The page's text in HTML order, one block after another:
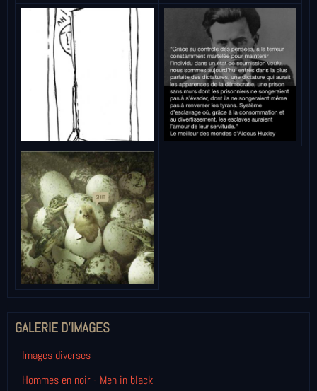
GALERIE D'IMAGES
Images diverses
Hommes en noir - Men in black